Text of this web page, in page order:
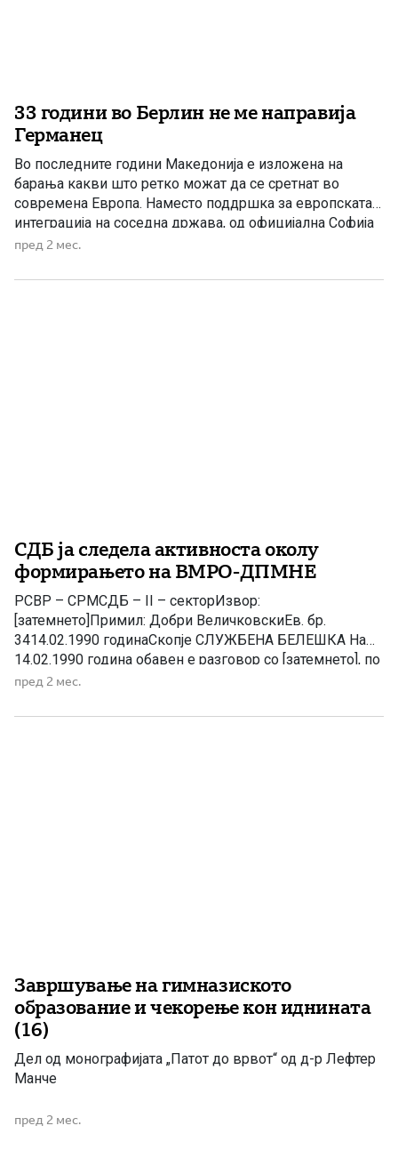
33 години во Берлин не ме направија
Германец
Во последните години Македонија е изложена на
барања какви што ретко можат да се сретнат во
современа Европа. Наместо поддршка за европската
интеграција на соседна држава, од официјална Софија
постојано пристигнуваат нови условувања поврзани со
македонскиот идентитет и македонските историски
пред 2 мес.
СДБ ја следела активноста околу
формирањето на ВМРО-ДПМНЕ
РСВР – СРМСДБ – II – секторИзвор:
[затемнето]Примил: Добри ВеличковскиЕв. бр.
3414.02.1990 годинаСкопје СЛУЖБЕНА БЕЛЕШКА На
14.02.1990 година обавен е разговор со [затемнето], по
негово барање, во кој информира следното: На
Богдановски и Политичката платформа на
пред 2 мес.
Завршување на гимназиското
образование и чекорење кон иднината
(16)
Дел од монографијата „Патот до врвот“ од д-р Лефтер
Манче
пред 2 мес.